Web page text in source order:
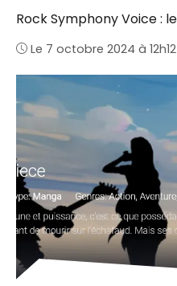
Rock Symphony Voice :
Le 7 octobre 2024 à 12h12